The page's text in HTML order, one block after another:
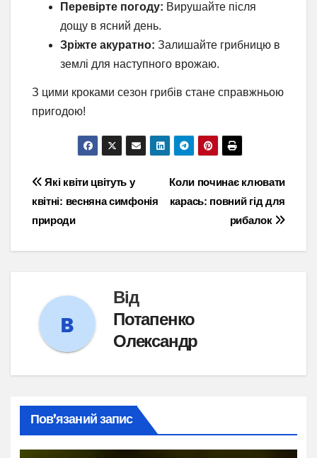
Перевірте погоду: Вирушайте після
дощу в ясний день.
Зріжте акуратно: Залишайте грибницю в
землі для наступного врожаю.
З цими кроками сезон грибів стане справжньою
пригодою!
Навігація
записів
Коли починає клювати
карась: повний гід для
рибалок
Які квіти цвітуть у
квітні: весняна симфонія
природи
Від
Потапенко
Олександр
Пов’язаний запис